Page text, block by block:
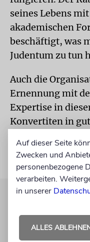
seines Lebens
akademischen
beschäftigt, was
Judentum zu tun
Auch die
Ernennung mit
Expertise in
Konvertiten in
Auf dieser Seite
Zwecken und
personenbezogene
verarbeiten.
in unserer
ALLES